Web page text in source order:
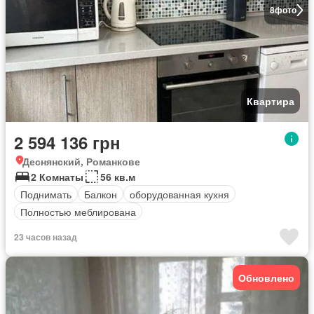
8фото
Квартира
2 594 136 грн
Деснянский, Романкове
2 Комнаты
56 кв.м
Поднимать
Балкон
оборудованная кухня
Полностью меблирована
23 часов назад
Обновлено